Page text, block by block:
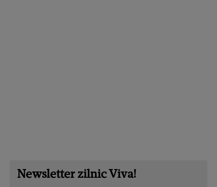
Newsletter zilnic Viva!